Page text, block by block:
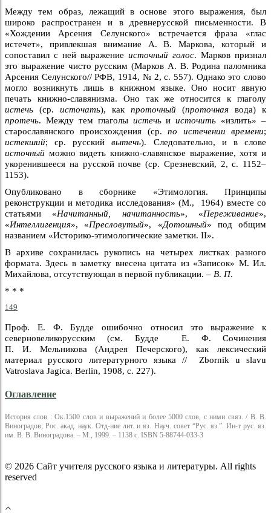
Между тем образ, лежащий в основе этого выражения, был
широко распространен и в древнерусской письменности. В
«Хождении Арсения Селунского» встречается фраза «глас
истечет», привлекшая внимание А. В. Маркова, который и
сопоставил с ней выражение источный голос. Марков признал
это выражение чисто русским (Марков А. В. Родина паломника
Арсения Селунского// РФВ, 1914, № 2, с. 557). Однако это слово
могло возникнуть лишь в книжном языке. Оно носит явную
печать книжно-славянизма. Оно так же относится к глаголу
истечь (ср. источать), как проточный (проточная вода) к
протечь. Между тем глаголы истечьиисточить «излить» –
старославянского происхождения (ср.по истечении времени;
истекший; ср. русскийвытечь). Следовательно, и в слове
источный можно видеть книжно-славянское выражение, хотя и
укоренившееся на русской почве (ср. Срезневский, 2, с. 1152–
1153).
Опубликовано в сборнике «Этимология. Принципы
реконструкции и методика исследования» (М., 1964) вместе со
статьями «Начитанный, начитанность», «Переживание»,
«Интеллигенция», «Пресловутый», «Дотошный» под общим
названием «Историко-этимологические заметки. II».
В архиве сохранилась рукопись на четырех листках разного
формата. Здесь в заметку внесена цитата из «Записок» М. Ил.
Михайлова, отсутствующая в первой публикации. – В. П.
* * *
149
Проф. Е. Ф. Будде ошибочно относил это выражение к
северновеликорусским (см. Будде Е. Ф. Сочинения
П. И. Мельникова (Андрея Печерского), как лексический
материал русского литературного языка // Zbornik u slavu
Vatroslava Jagica. Berlin, 1908, с. 227).
Оглавление
История слов : Ок.1500 слов и выражений и более 5000 слов, с ними связ. / В. В.
Виноградов; Рос. акад. наук. Отд-ние лит. и яз. Науч. совет “Рус. яз.”. Ин-т рус. яз.
им. В. В. Виноградова. – М., 1999. – 1138 с. ISBN 5-88744-033-3
© 2026 Сайт учителя русского языка и литературы. All rights
reserved